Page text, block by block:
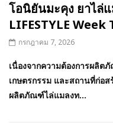
โอนิยันมะคุง ยาไล่
LIFESTYLE
กรกฎาคม 7, 2026
เนื่องจากความต้องการผลิ
เกษตรกรรม และสถานที่ก่อ
ผลิตภัณฑ์ไล่แมลงท...